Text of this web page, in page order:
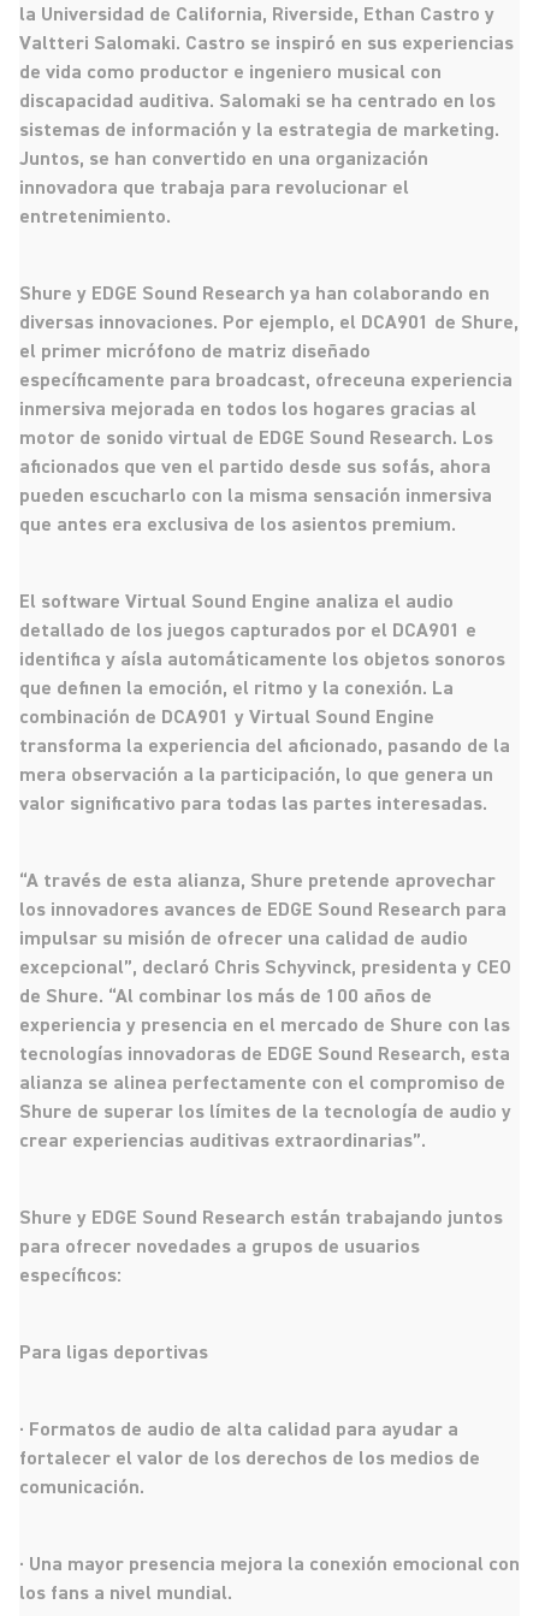
la Universidad de California, Riverside, Ethan Castro y
Valtteri Salomaki. Castro se inspiró en sus experiencias
de vida como productor e ingeniero musical con
discapacidad auditiva. Salomaki se ha centrado en los
sistemas de información y la estrategia de marketing.
Juntos, se han convertido en una organización
innovadora que trabaja para revolucionar el
entretenimiento.
Shure y EDGE Sound Research ya han colaborando en
diversas innovaciones. Por ejemplo, el DCA901 de Shure,
el primer micrófono de matriz diseñado
específicamente para broadcast, ofreceuna experiencia
inmersiva mejorada en todos los hogares gracias al
motor de sonido virtual de EDGE Sound Research. Los
aficionados que ven el partido desde sus sofás, ahora
pueden escucharlo con la misma sensación inmersiva
que antes era exclusiva de los asientos premium.
El software Virtual Sound Engine analiza el audio
detallado de los juegos capturados por el DCA901 e
identifica y aísla automáticamente los objetos sonoros
que definen la emoción, el ritmo y la conexión. La
combinación de DCA901 y Virtual Sound Engine
transforma la experiencia del aficionado, pasando de la
mera observación a la participación, lo que genera un
valor significativo para todas las partes interesadas.
“A través de esta alianza, Shure pretende aprovechar
los innovadores avances de EDGE Sound Research para
impulsar su misión de ofrecer una calidad de audio
excepcional”, declaró Chris Schyvinck, presidenta y CEO
de Shure. “Al combinar los más de 100 años de
experiencia y presencia en el mercado de Shure con las
tecnologías innovadoras de EDGE Sound Research, esta
alianza se alinea perfectamente con el compromiso de
Shure de superar los límites de la tecnología de audio y
crear experiencias auditivas extraordinarias”.
Shure y EDGE Sound Research están trabajando juntos
para ofrecer novedades a grupos de usuarios
específicos:
Para ligas deportivas
· Formatos de audio de alta calidad para ayudar a
fortalecer el valor de los derechos de los medios de
comunicación.
· Una mayor presencia mejora la conexión emocional con
los fans a nivel mundial.